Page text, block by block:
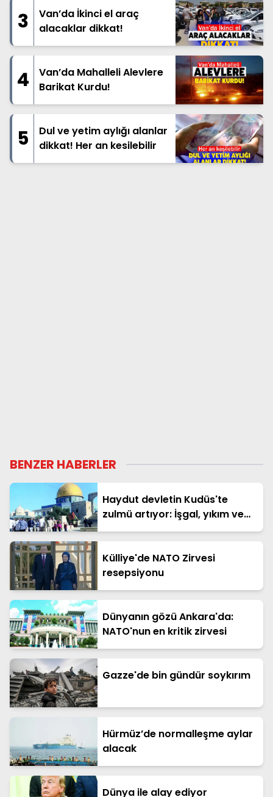
3
Van’da İkinci el araç
alacaklar dikkat!
4
Van’da Mahalleli Alevlere
Barikat Kurdu!
5
Dul ve yetim aylığı alanlar
dikkat! Her an kesilebilir
BENZER HABERLER
Haydut devletin Kudüs'te
zulmü artıyor: İşgal, yıkım ve
katliam
Külliye'de NATO Zirvesi
resepsiyonu
Dünyanın gözü Ankara'da:
NATO'nun en kritik zirvesi
Gazze'de bin gündür soykırım
Hürmüz’de normalleşme aylar
alacak
Dünya ile alay ediyor